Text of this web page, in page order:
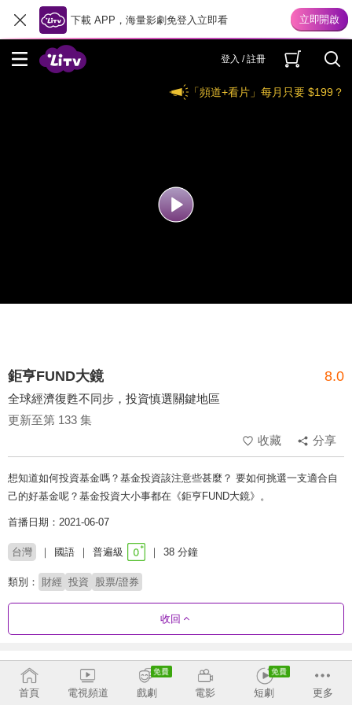
下載 APP，海量影劇免登入立即看
登入 / 註冊
「頻道+看片」每月只要 $199？
鉅亨FUND大鏡 8.0
全球經濟復甦不同步，投資慎選關鍵地區
更新至第 133 集
收藏
分享
想知道如何投資基金嗎？基金投資該注意些甚麼？ 要如何挑選一支適合自
己的好基金呢？基金投資大小事都在《鉅亨FUND大鏡》。
首播日期：2021-06-07
台灣 國語 普遍級 38 分鐘
類別： 財經 投資 股票/證券
收回
劇集列表
109 - 133 73 - 108 37 - 72 1 - 36
首頁 電視頻道 戲劇 電影 短劇 更多